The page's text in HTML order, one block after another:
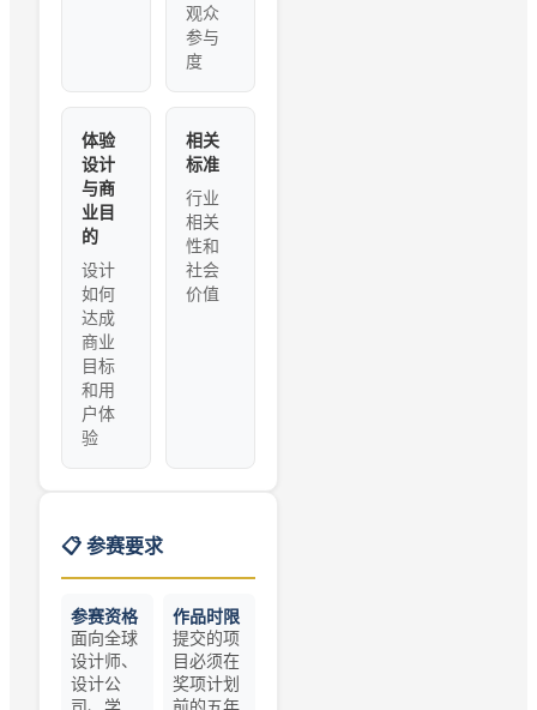
观众
参与
度
体验
设计
与商
业目
的
设计
如何
达成
商业
目标
和用
户体
验
相关
标准
行业
相关
性和
社会
价值
📋 参赛要求
参赛资格
面向全球
设计师、
设计公
作品时限
提交的项
目必须在
奖项计划